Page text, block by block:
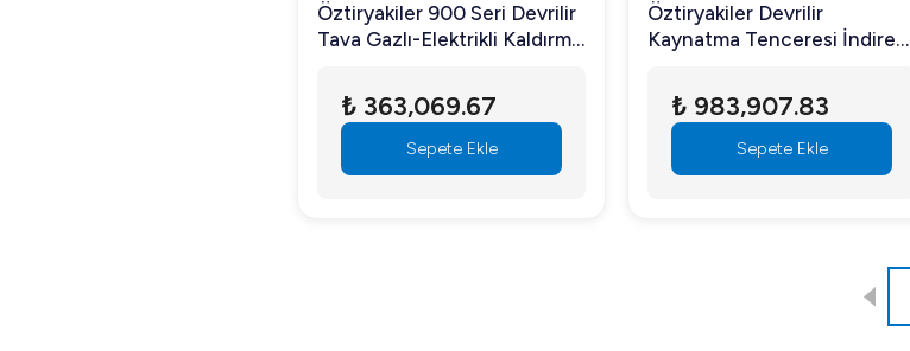
Öztiryakiler 900 Seri Devrilir
Tava Gazlı-Elektrikli Kaldırma
Ateşleme
₺ 363,069.67
Sepete Ekle
Öztiryakiler Devrilir
Kaynatma Tenceresi İndirekt
₺ 983,907.83
Sepete Ekle